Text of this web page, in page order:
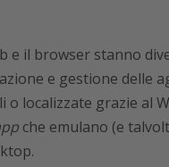
e il browser stanno
e gestione delle
o localizzate grazie al
che emulano (e